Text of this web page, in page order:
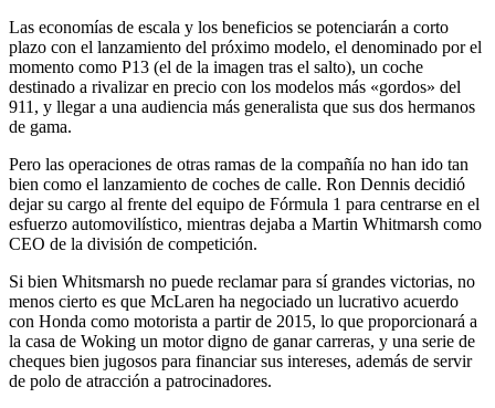
Las economías de escala y los beneficios se potenciarán a corto
plazo con el lanzamiento del próximo modelo, el denominado por el
momento como P13 (el de la imagen tras el salto), un coche
destinado a rivalizar en precio con los modelos más «gordos» del
911, y llegar a una audiencia más generalista que sus dos hermanos
de gama.
Pero las operaciones de otras ramas de la compañía no han ido tan
bien como el lanzamiento de coches de calle. Ron Dennis decidió
dejar su cargo al frente del equipo de Fórmula 1 para centrarse en el
esfuerzo automovilístico, mientras dejaba a Martin Whitmarsh como
CEO de la división de competición.
Si bien Whitsmarsh no puede reclamar para sí grandes victorias, no
menos cierto es que McLaren ha negociado un lucrativo acuerdo
con Honda como motorista a partir de 2015, lo que proporcionará a
la casa de Woking un motor digno de ganar carreras, y una serie de
cheques bien jugosos para financiar sus intereses, además de servir
de polo de atracción a patrocinadores.